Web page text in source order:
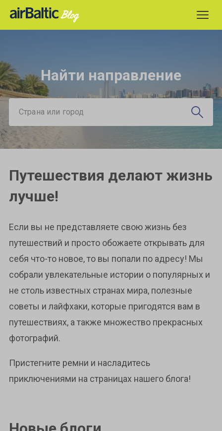
Найти направление
Страна или город
Путешествия делают жизнь
лучше!
Если вы не представляете свою жизнь без
путешествий и просто обожаете открывать для
себя что-то новое, то вы попали по адресу! Мы
собрали увлекательные истории о популярных и
не столь известных странах мира, полезные
советы и лайфхаки, которые пригодятся вам в
путешествиях, а также множество прекрасных
фотографий.
Пристегните ремни и насладитесь
приключениями на страницах нашего блога!